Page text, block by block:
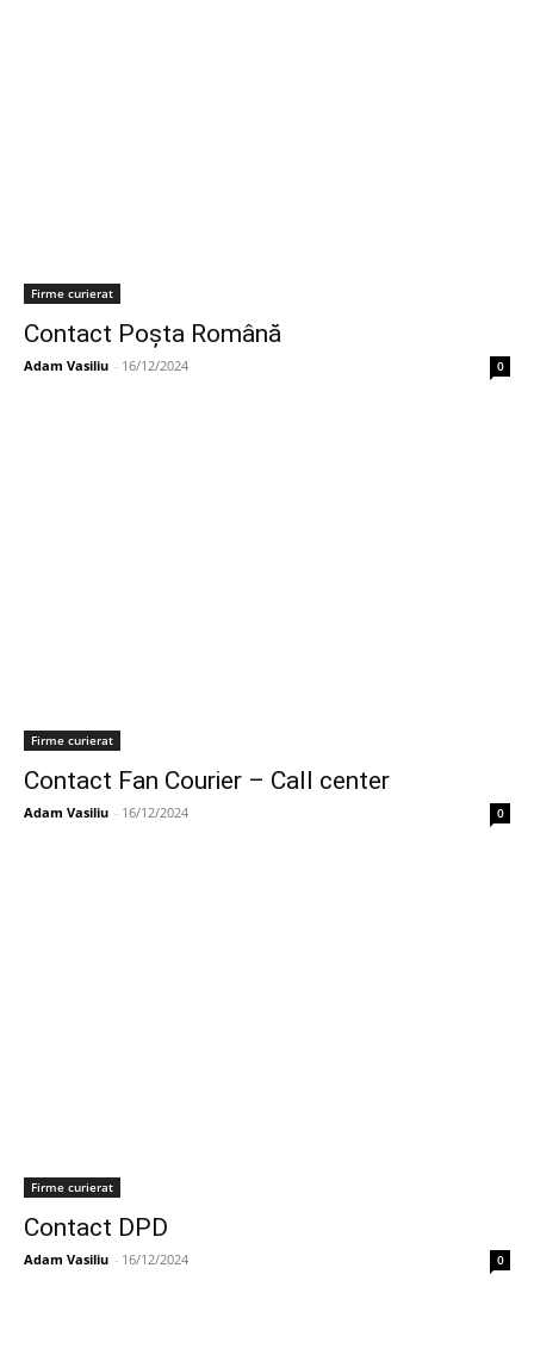
Firme curierat
Contact Poșta Română
Adam Vasiliu - 16/12/2024 0
Firme curierat
Contact Fan Courier – Call center
Adam Vasiliu - 16/12/2024 0
Firme curierat
Contact DPD
Adam Vasiliu - 16/12/2024 0